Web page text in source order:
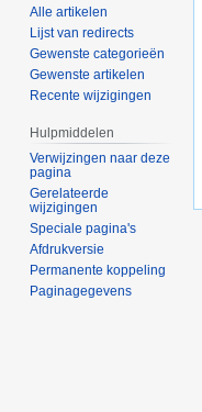
Alle artikelen
Lijst van redirects
Gewenste categorieën
Gewenste artikelen
Recente wijzigingen
Hulpmiddelen
Verwijzingen naar deze
pagina
Gerelateerde
wijzigingen
Speciale pagina's
Afdrukversie
Permanente koppeling
Paginagegevens